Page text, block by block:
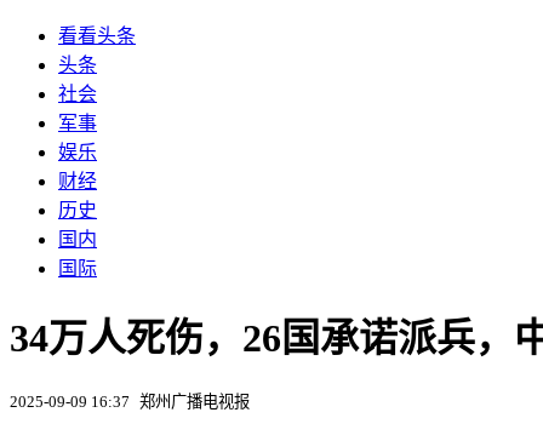
看看头条
头条
社会
军事
娱乐
财经
历史
国内
国际
34万人死伤，26国承诺派兵，
2025-09-09 16:37 郑州广播电视报